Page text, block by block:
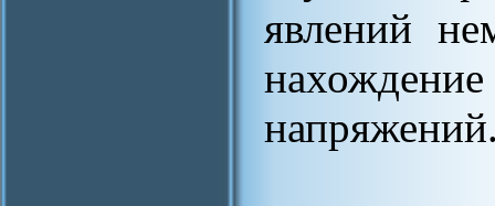
явлений